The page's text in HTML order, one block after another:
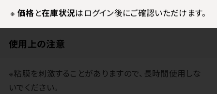
※ 価格と在庫状況はログイン後にご確認いただけます。
●本体サイズ／Φ18×66mm●製品重量／約13g
使用上の注意
※粘膜を刺激することがありますので、長時間使用しな
いでください。